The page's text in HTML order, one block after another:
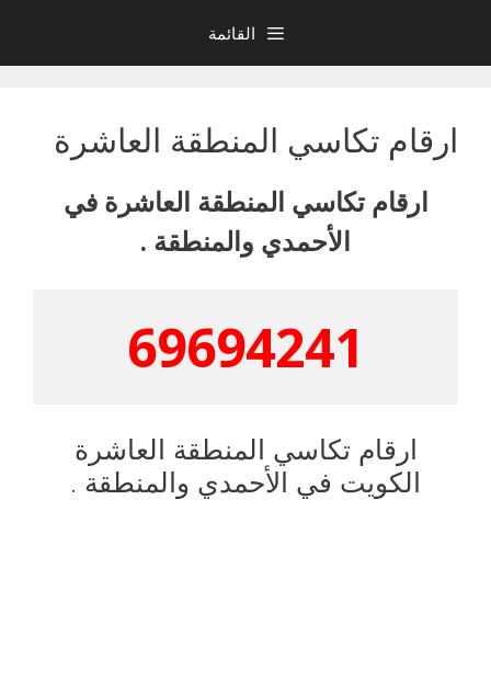
المحتوى
القائمة
ارقام تكاسي المنطقة العاشرة
ارقام تكاسي المنطقة العاشرة في
الأحمدي والمنطقة .
69694241
ارقام تكاسي المنطقة العاشرة
الكويت في الأحمدي والمنطقة .